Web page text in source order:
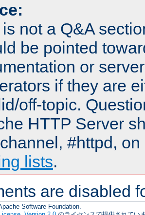
not a Q&A
be pointed
or
if they are
off-topic.
HTTP Server
#httpd,
lists.
are disabled
Software Foundation.